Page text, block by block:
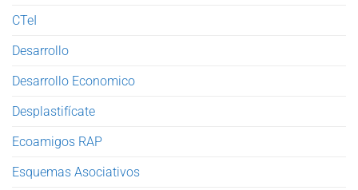
CTeI
Desarrollo
Desarrollo Economico
Desplastifícate
Ecoamigos RAP
Esquemas Asociativos